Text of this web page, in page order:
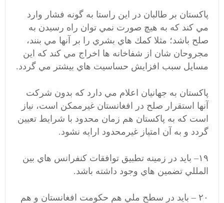
پاكستان بر طالبان در اين راستا به گونه فشار وارد
مي كند كه به هيچ صورت نمي توان راه رسيدن به
صلح باشد؛ مثلا كمك هاي بشري را بر آنها مي بنند،
مجروحان شان از شفاخانه ها اخراج مي كند كه اين
مسايل سبب افزايش حساسيت هاي بيشتر مي گردد.
پاکستان به جهانيان اعلام مي دارد كه بدون شركت
آنها استقرار صلح در افغانستان غيرممكن است، نياز
است كه به پاكستان هم زمان محدود با شرايط تعيين
گردد و به آن امتياز غيرمحدود ارايه نشود.
۱۹– بايد در زمينه تطبيق توافقات كنفرانس هاي بين
المللي تضمين هاي وجود داشته باشد.
۲۰ – بايد در سطح ملي هم حكومت افغانستان و هم